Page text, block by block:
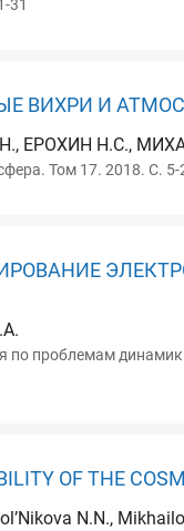
31
ВИХРИ И
ЕРОХИН Н.С.,
Том 17. 2018. С. 5-
по проблемам
OF THE
N.N.,